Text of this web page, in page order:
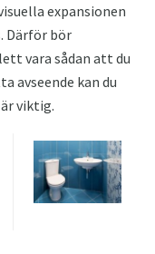
expansionen
Därför bör
vara sådan att du
avseende kan du
viktig.